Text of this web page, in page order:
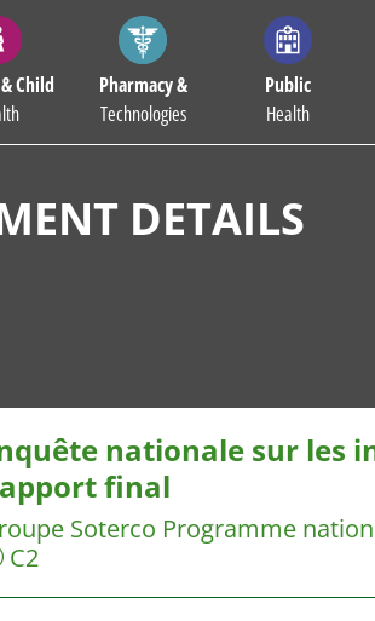
Child
Pharmacy &
Technologies
Public
Health
DETAILS
nationale sur les
final
Soterco Programme
C2